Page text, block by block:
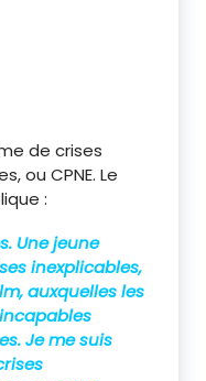
de crises
ou CPNE. Le
:
Une jeune
inexplicables,
auxquelles les
Je me suis